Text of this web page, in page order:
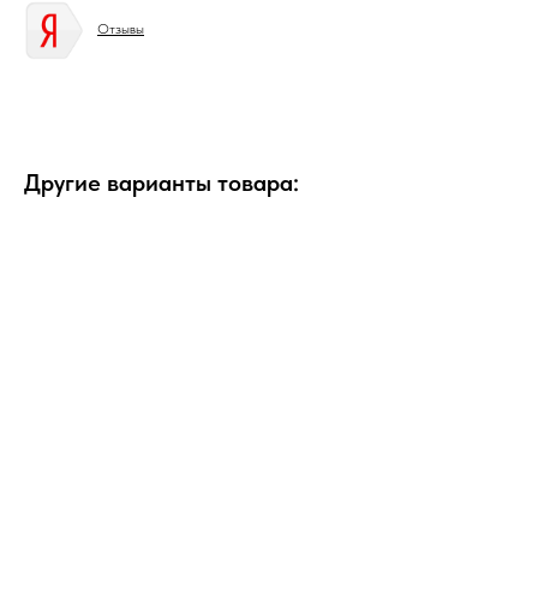
Отзывы
Другие варианты товара: